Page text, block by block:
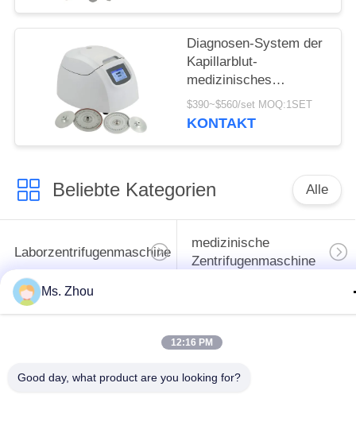
Diagnosen-System der
Kapillarblut-
medizinisches
Zentrifugen-
Maschinen-TG12M
$390~$560/set MOQ:1SET
KONTAKT
Beliebte Kategorien Alle
Laborzentrifugenmaschine
medizinische
Zentrifugenmaschine
PRP PRF-Zentrifuge
Bluttrennungszentrifuge Blutbank-Zentrifuge
Ms. Zhou
12:16 PM
Good day, what product are you looking for?